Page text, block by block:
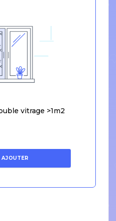
vitrage >1m2
AJOUTER